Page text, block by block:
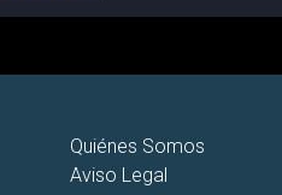
Quiénes Somos
Aviso Legal